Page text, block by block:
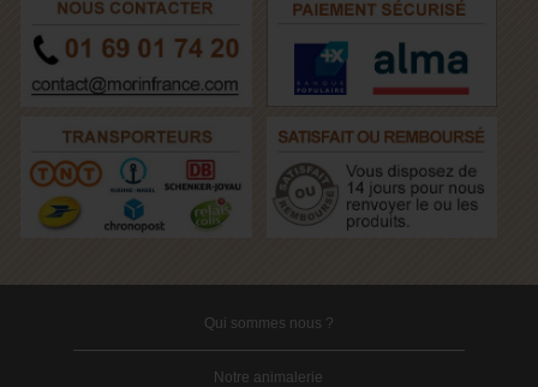
Qui sommes nous ?
Notre animalerie